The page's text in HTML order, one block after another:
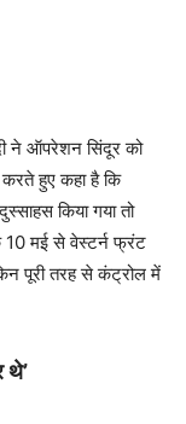
ने ऑपरेशन सिंदूर को
हुए कहा है कि
किया गया तो
10 मई से वेस्टर्न फ्रंट
पूरी तरह से कंट्रोल में
थे’